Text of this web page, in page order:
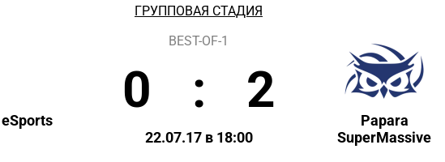
ГРУППОВАЯ СТАДИЯ
Papara
SuperMassive
BEST-OF-1
0 : 2
22.07.17 в 18:00